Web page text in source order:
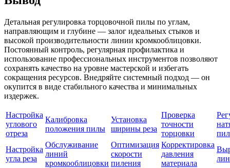
Детальная регулировка торцовочной пилы по углам,
направляющим и глубине — залог идеальных стыков и
высокой производительности линии кромкооблицовки.
Постоянный контроль, регулярная профилактика и
использование профессиональных инструментов позволяют
сохранять качество на уровне мастерской и избегать
сокращения ресурсов. Внедряйте системный подход — он
окупится в виде стабильного качества и минимальных
издержек.
Настройка
углового
отреза
Калибровка
положения пилы
Установка
ширины реза
Проверка
точности
торцовки
Настройка
угла реза
Обслуживание
линий
кромкооблицовки
Оптимизация
скорости
пиления
Корректировка
давления
материала